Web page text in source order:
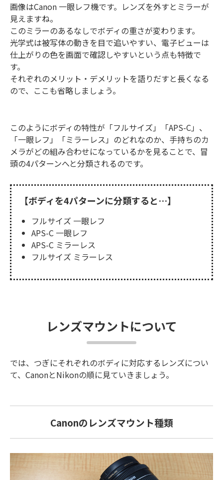
画像はCanon 一眼レフ機です。レンズを外すとミラーが
見えますね。
このミラーのあるなしでボディの重さが変わります。
光学式は被写体の動きを目で追いやすい、電子ビューは
仕上がりの色を画面で確認しやすいという点も特徴で
す。
それぞれのメリット・デメリットを語りだすと長くなる
ので、ここも省略しましょう。
このようにボディの特性が「フルサイズ」「APS-C」、
「一眼レフ」「ミラーレス」のどれなのか、手持ちのカ
メラがどの組み合わせになっているかを見ることで、冒
頭の4パターンへと分類されるのです。
【ボディを4パターンに分類すると…】
フルサイズ 一眼レフ
APS-C 一眼レフ
APS-C ミラーレス
フルサイズ ミラーレス
レンズマウントについて
では、つぎにそれぞれのボディに対応するレンズについ
て、CanonとNikonの順に見ていきましょう。
Canonのレンズマウント種類